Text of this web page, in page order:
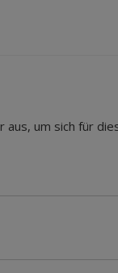
aus, um sich für